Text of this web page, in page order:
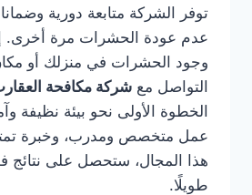
توفر الشركة متابعة دورية
عدم عودة الحشرات مرة أخرى.
وجود الحشرات في منزلك أو
التواصل مع شركة مكافحة
الخطوة الأولى نحو بيئة نظيفة
عمل متخصص ومدرب، وخبرة
هذا المجال، ستحصل على نتائج
طويلًا.